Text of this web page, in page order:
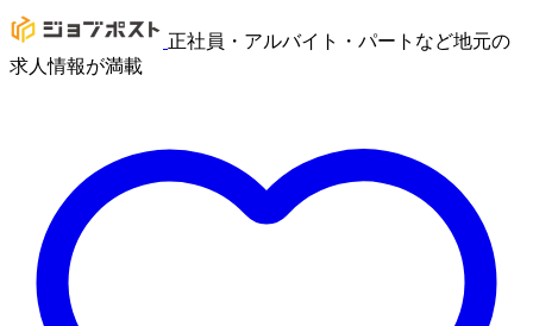
正社員・アルバイト・パートなど地元の
求人情報が満載